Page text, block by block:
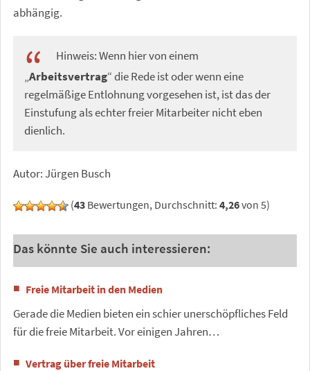
abhängig.
Hinweis: Wenn hier von einem
„Arbeitsvertrag“ die Rede ist oder wenn eine
regelmäßige Entlohnung vorgesehen ist, ist das der
Einstufung als echter freier Mitarbeiter nicht eben
dienlich.
Autor: Jürgen Busch
(43 Bewertungen, Durchschnitt: 4,26von 5)
Das könnte Sie auch interessieren:
Freie Mitarbeit in den Medien
Gerade die Medien bieten ein schier unerschöpfliches Feld
für die freie Mitarbeit. Vor einigen Jahren…
Vertrag über freie Mitarbeit